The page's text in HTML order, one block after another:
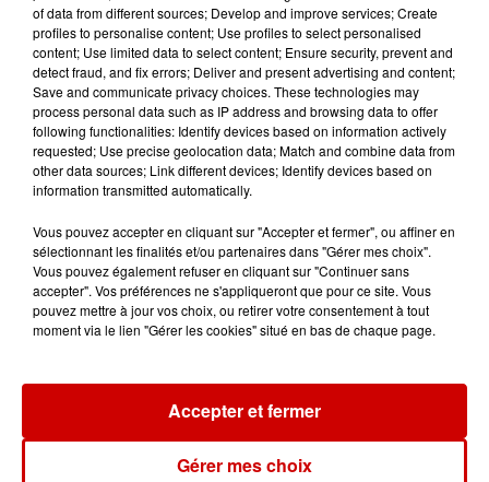
de la...
Destination Vacances : inscrivez-
vous !
Podcasts Voir plus
emblématique de
l'entrepreneuriat féminin
of data from different sources; Develop and improve services; Create
profiles to personalise content; Use profiles to select personalised
content; Use limited data to select content; Ensure security, prevent and
detect fraud, and fix errors; Deliver and present advertising and content;
Save and communicate privacy choices. These technologies may
process personal data such as IP address and browsing data to offer
following functionalities: Identify devices based on information actively
requested; Use precise geolocation data; Match and combine data from
other data sources; Link different devices; Identify devices based on
information transmitted automatically.
Vous pouvez accepter en cliquant sur "Accepter et fermer", ou affiner en
sélectionnant les finalités et/ou partenaires dans "Gérer mes choix".
Vous pouvez également refuser en cliquant sur "Continuer sans
accepter". Vos préférences ne s'appliqueront que pour ce site. Vous
pouvez mettre à jour vos choix, ou retirer votre consentement à tout
moment via le lien "Gérer les cookies" situé en bas de chaque page.
Gérer mes choix
Accepter et fermer